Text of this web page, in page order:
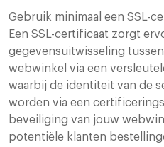
Gebruik minimaal een SSL-
Een SSL-certificaat zorgt
gegevensuitwisseling
webwinkel via een
waarbij de identiteit van de
worden via een
beveiliging van jouw
potentiële klanten